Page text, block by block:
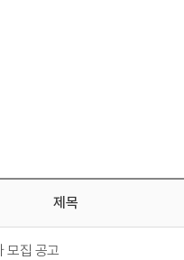
제목
모집 공고